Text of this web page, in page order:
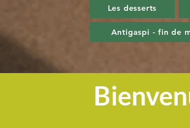
Les desserts
Antigaspi - fin de